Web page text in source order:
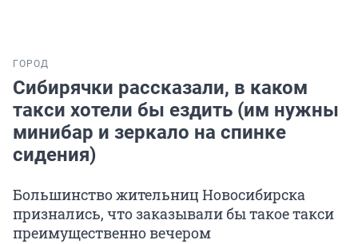
ГОРОД
Сибирячки рассказали, в каком
такси хотели бы ездить (им нужны
минибар и зеркало на спинке
сидения)
Большинство жительниц Новосибирска
признались, что заказывали бы такое такси
преимущественно вечером